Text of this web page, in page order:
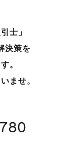
士」
決策を
。
ませ。